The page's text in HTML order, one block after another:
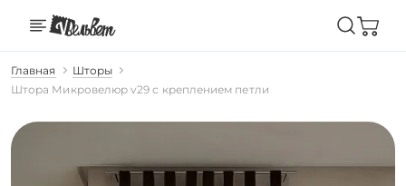
Главная
Шторы
Штора Микровелюр v29 с креплением петли